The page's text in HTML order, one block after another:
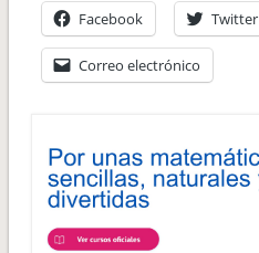
Facebook Twitter
Correo electrónico